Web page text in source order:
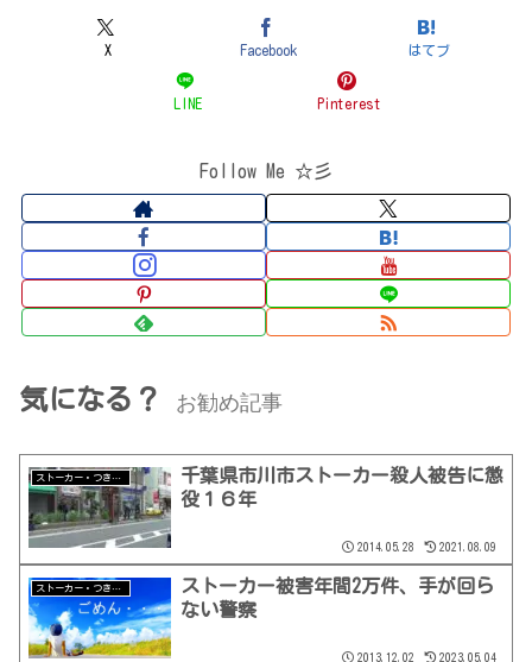
X Facebook はてブ
LINE Pinterest
Follow Me ☆彡
気になる？ お勧め記事
ストーカー・つきまとい
千葉県市川市ストーカー殺人被告に懲
役１６年
2014.05.28 2021.08.09
ストーカー・つきまとい
ストーカー被害年間2万件、手が回ら
ない警察
2013.12.02 2023.05.04